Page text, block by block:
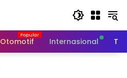
Otomotif Internasional